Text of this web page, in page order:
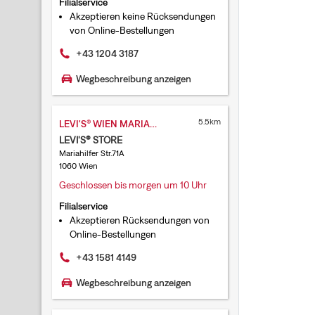
Akzeptieren keine Rücksendungen
von Online-Bestellungen
+43 1204 3187
Wegbeschreibung anzeigen
LEVI'S® WIEN MARIAHILFER
LEVI'S® STORE
5.5km
Mariahilfer Str.71A
1060 Wien
Geschlossen bis morgen um 10 Uhr
Filialservice
Akzeptieren Rücksendungen von
Online-Bestellungen
+43 1581 4149
Wegbeschreibung anzeigen